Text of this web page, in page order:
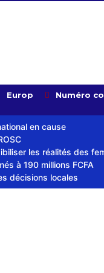
Europ Numéro
en cause
les réalités des
à 190 millions FCFA
décisions locales